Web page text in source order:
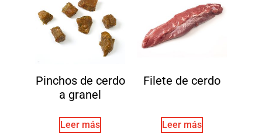
Pinchos de cerdo
a granel
Leer más
Filete de cerdo
Leer más